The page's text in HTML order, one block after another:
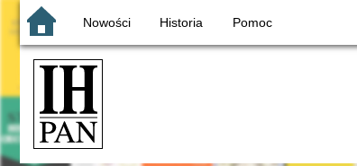
Nowości Historia Pomoc